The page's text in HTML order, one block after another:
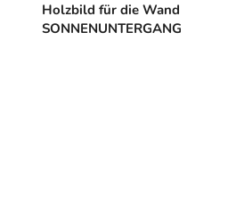
Holzbild für die Wand
SONNENUNTERGANG